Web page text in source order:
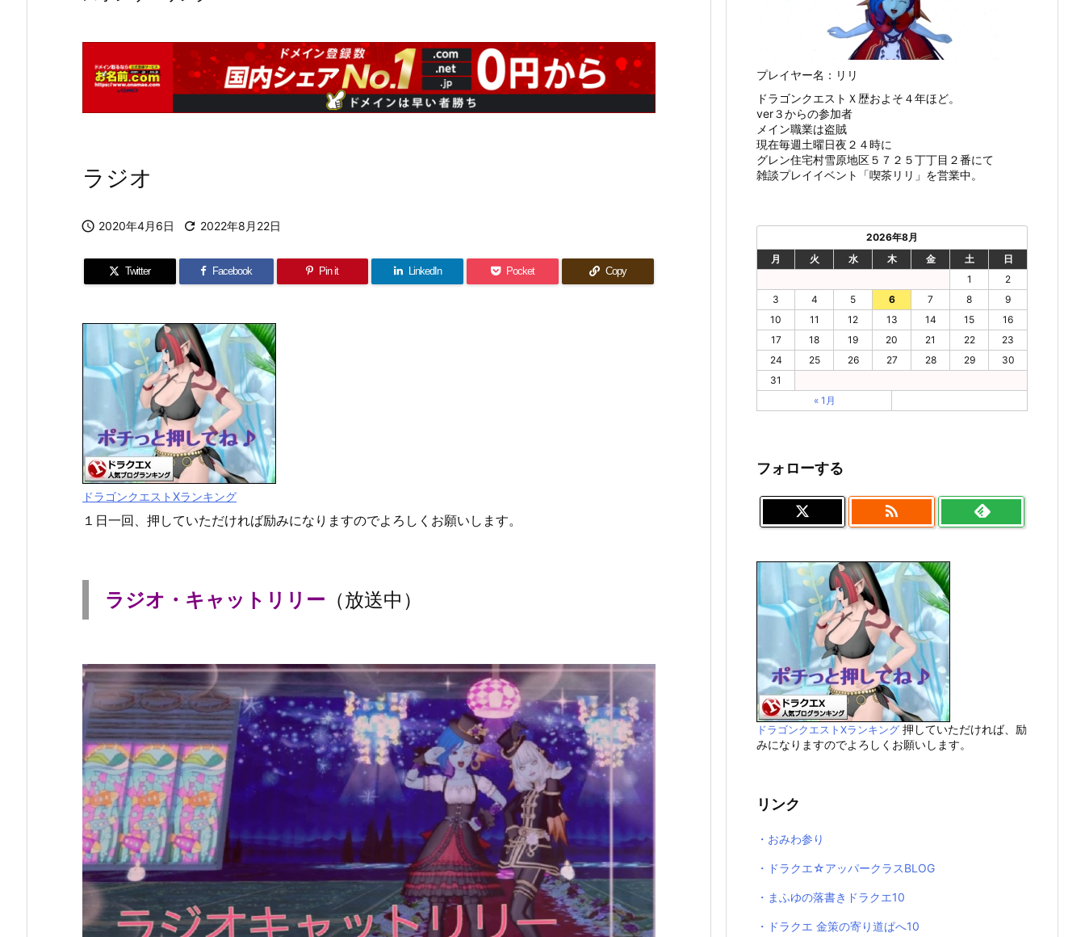
ラジオ
 2020年4月6日  2022年8月22日
Twitter Facebook Pin it LinkedIn Pocket Copy
ドラゴンクエストXランキング
１日一回、押していただければ励みになりますのでよろしくお願いします。
ラジオ・キャットリリー （放送中）
プレイヤー名：リリ
ドラゴンクエストＸ歴およそ４年ほど。
ver３からの参加者
メイン職業は盗賊
現在毎週土曜日夜２４時に
グレン住宅村雪原地区５７２５丁丁目２番にて
雑談プレイイベント「喫茶リリ」を営業中。
2026年8月
月
火 水 木 金 土
日
1
2
3
4 5 6 7 8
9
10
11 12 13 14 15
16
17
18 19 20 21 22
23
24
25 26 27 28 29
30
31
« 1月
フォローする

ドラゴンクエストXランキング 押していただければ、励
みになりますのでよろしくお願いします。
リンク
・おみわ参り
・ドラクエ☆アッパークラスBLOG
・まふゆの落書きドラクエ10
・ドラクエ 金策の寄り道ぱへ10